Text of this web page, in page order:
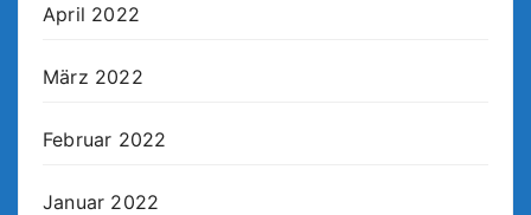
April 2022
März 2022
Februar 2022
Januar 2022